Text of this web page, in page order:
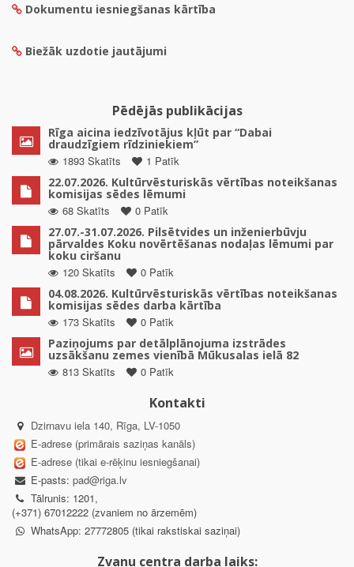
Dokumentu iesniegšanas kārtība
Biežāk uzdotie jautājumi
Pēdējās publikācijas
Rīga aicina iedzīvotājus kļūt par “Dabai
draudzīgiem rīdziniekiem”
1893 Skatīts
1 Patīk
22.07.2026. Kultūrvēsturiskās vērtības noteikšanas
komisijas sēdes lēmumi
68 Skatīts
0 Patīk
27.07.-31.07.2026. Pilsētvides un inženierbūvju
pārvaldes Koku novērtēšanas nodaļas lēmumi par
koku ciršanu
120 Skatīts
0 Patīk
04.08.2026. Kultūrvēsturiskās vērtības noteikšanas
komisijas sēdes darba kārtība
173 Skatīts
0 Patīk
Paziņojums par detālplānojuma izstrādes
uzsākšanu zemes vienībā Mūkusalas ielā 82
813 Skatīts
0 Patīk
Kontakti
Dzirnavu iela 140, Rīga, LV-1050
E-adrese (primārais saziņas kanāls)
E-adrese (tikai e-rēķinu iesniegšanai)
E-pasts: pad@riga.lv
Tālrunis: 1201,
(+371) 67012222 (zvaniem no ārzemēm)
WhatsApp: 27772805 (tikai rakstiskai saziņai)
Zvanu centra darba laiks: